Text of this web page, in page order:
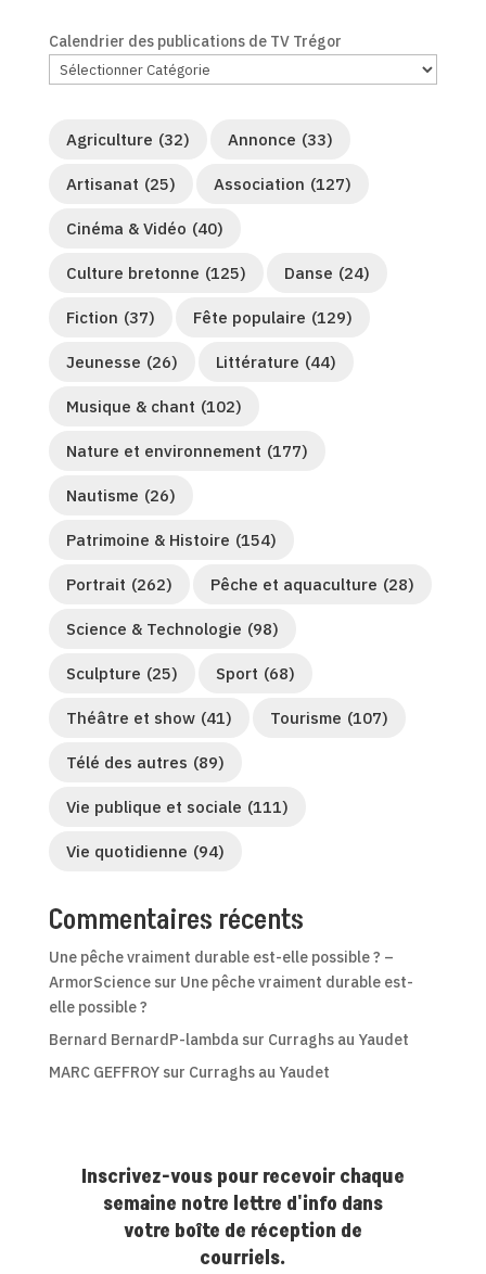
Calendrier des publications de TV Trégor
Agriculture (32) Annonce (33)
Artisanat (25) Association (127)
Cinéma & Vidéo (40)
Culture bretonne (125) Danse (24)
Fiction (37) Fête populaire (129)
Jeunesse (26) Littérature (44)
Musique & chant (102)
Nature et environnement (177)
Nautisme (26)
Patrimoine & Histoire (154)
Portrait (262) Pêche et aquaculture (28)
Science & Technologie (98)
Sculpture (25) Sport (68)
Théâtre et show (41) Tourisme (107)
Télé des autres (89)
Vie publique et sociale (111)
Vie quotidienne (94)
Commentaires récents
Une pêche vraiment durable est-elle possible ? –
ArmorSciencesur Une pêche vraiment durable est-
elle possible ?
Bernard BernardP-lambdasur Curraghs au Yaudet
MARC GEFFROYsur Curraghs au Yaudet
Inscrivez-vous pour recevoir chaque
semaine notre lettre d'info dans
votre boîte de réception de
courriels.